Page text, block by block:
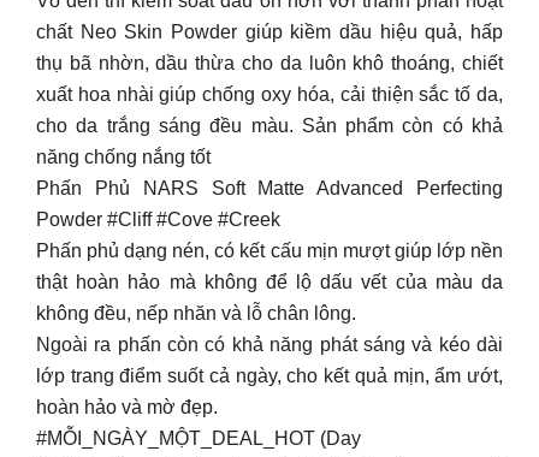
chất Neo Skin Powder giúp kiềm dầu hiệu quả, hấp
thụ bã nhờn, dầu thừa cho da luôn khô thoáng, chiết
xuất hoa nhài giúp chống oxy hóa, cải thiện sắc tố da,
cho da trắng sáng đều màu. Sản phẩm còn có khả
năng chống nắng tốt
Phấn Phủ NARS Soft Matte Advanced Perfecting
Powder #Cliff #Cove #Creek
Phấn phủ dạng nén, có kết cấu mịn mượt giúp lớp nền
thật hoàn hảo mà không để lộ dấu vết của màu da
không đều, nếp nhăn và lỗ chân lông.
Ngoài ra phấn còn có khả năng phát sáng và kéo dài
lớp trang điểm suốt cả ngày, cho kết quả mịn, ẩm ướt,
hoàn hảo và mờ đẹp.
#MỖI_NGÀY_MỘT_DEAL_HOT (Day